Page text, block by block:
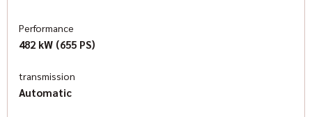
Performance
482 kW (655 PS)
transmission
Automatic